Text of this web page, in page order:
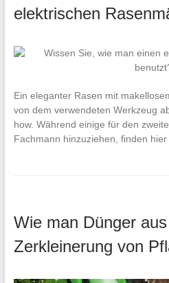
elektrischen
Ein eleganter Rasen mit
von dem verwendeten Werkzeug
how. Während einige für den
Fachmann hinzuziehen, finden hier
Wie man Dünger
Zerkleinerung von